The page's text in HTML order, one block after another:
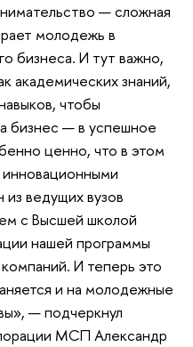
— сложная
молодежь в
бизнеса. И тут важно,
академических знаний,
чтобы
бизнес — в успешное
ценно, что в этом
инновационными
ведущих вузов
с Высшей школой
нашей программы
И теперь это
и на молодежные
— подчеркнул
МСП Александр